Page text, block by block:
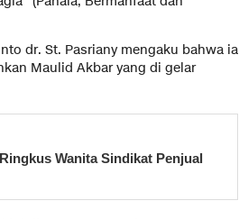
dr. St. Pasriany mengaku bahwa ia
Maulid Akbar yang di gelar
Wanita Sindikat Penjual